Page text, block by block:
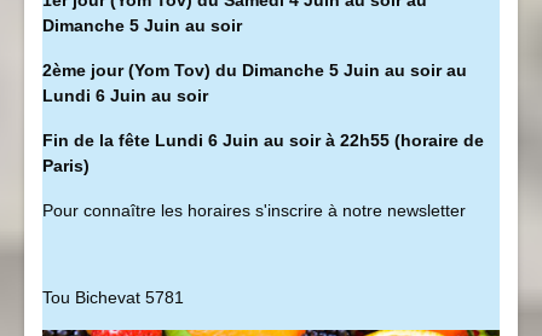
Dimanche 5 Juin au soir
2ème jour (Yom Tov) du Dimanche 5 Juin au soir au
Lundi 6 Juin au soir
Fin de la fête Lundi 6 Juin au soir à 22h55 (horaire de
Paris)
Pour connaître les horaires s'inscrire à notre newsletter
Tou Bichevat 5781